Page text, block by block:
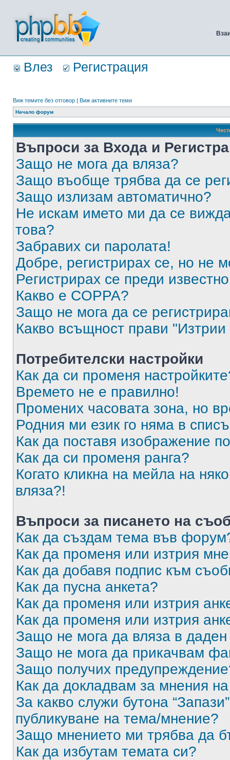
Влез Регистрация
Виж темите без отговор | Виж активните теми
Начало форум
Въпроси за Входа и
Защо не мога да вляза?
Защо въобще трябва да се
Защо излизам автоматично?
Не искам името ми да се
това?
Забравих си паролата!
Добре, регистрирах се, но не
Регистрирах се преди
Какво е COPPA?
Защо не мога да се
Какво всъщност прави "Изтрии
Потребителски настройки
Как да си променя
Времето не е правилно!
Промених часовата зона, но
Родния ми език го няма в
Как да поставя изображение
Как да си променя ранга?
Когато кликна на мейла на
вляза?!
Въпроси за писането на
Как да създам тема във
Как да променя или изтрия
Как да добавя подпис към
Как да пусна анкета?
Как да променя или изтрия
Как да променя или изтрия
Защо не мога да вляза в
Защо не мога да прикачвам
Защо получих
Как да докладвам за мнения
За какво служи бутона
публикуване на тема/мнение?
Защо мнението ми трябва да
Как да избутам темата си?